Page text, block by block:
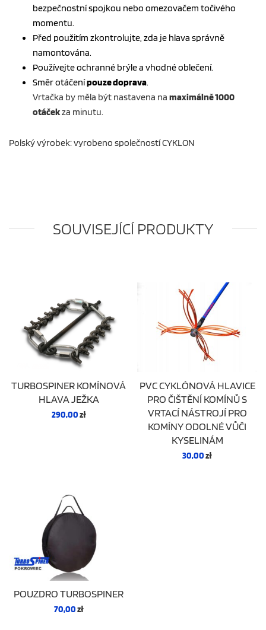
bezpečnostní spojkou nebo omezovačem točivého
momentu.
Před použitím zkontrolujte, zda je hlava správně
namontována.
Používejte ochranné brýle a vhodné oblečení.
Směr otáčenípouze doprava.
Vrtačka by měla být nastavena na maximálně 1000
otáčekza minutu.
Polský výrobek: vyrobeno společností CYKLON
SOUVISEJÍCÍ PRODUKTY
TURBOSPINER KOMÍNOVÁ
HLAVA JEŽKA
290,00zł
PVC CYKLÓNOVÁ HLAVICE
PRO ČIŠTĚNÍ KOMÍNŮ S
VRTACÍ NÁSTROJÍ PRO
KOMÍNY ODOLNÉ VŮČI
KYSELINÁM
30,00zł
POUZDRO TURBOSPINER
70,00zł